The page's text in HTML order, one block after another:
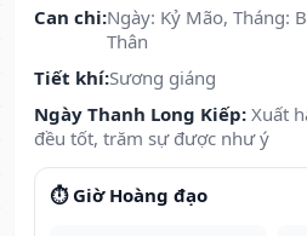
Can chi:Ngày: Kỷ Mão, Tháng:
Thân
Tiết khí:Sương giáng
Ngày Thanh Long Kiếp: Xuất
đều tốt, trăm sự được như ý
⏱️ Giờ Hoàng đạo